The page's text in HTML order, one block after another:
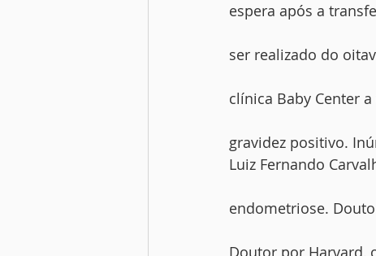
espera após a
ser realizado do
clínica Baby Center
gravidez positivo.
Luiz Fernando
endometriose.
Doutor por Harvard,